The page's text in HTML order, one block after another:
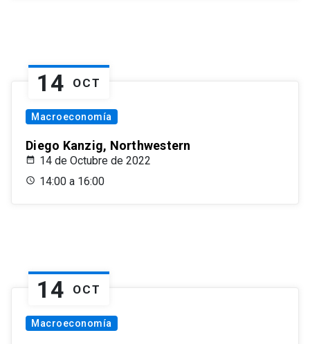
14 OCT
Macroeconomía
Diego Kanzig, Northwestern
14 de Octubre de 2022
14:00 a 16:00
14 OCT
Macroeconomía